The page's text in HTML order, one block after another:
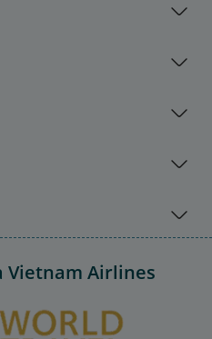
Vietnam Airlines